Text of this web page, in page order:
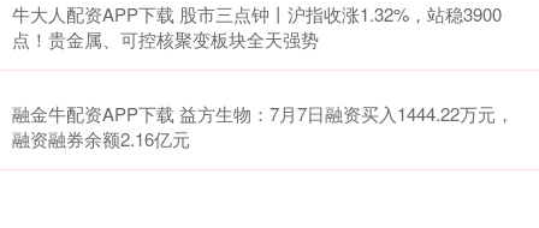
牛大人配资APP下载 股市三点钟丨沪指收涨1.32%，站稳3900
点！贵金属、可控核聚变板块全天强势
融金牛配资APP下载 益方生物：7月7日融资买入1444.22万元，
融资融券余额2.16亿元